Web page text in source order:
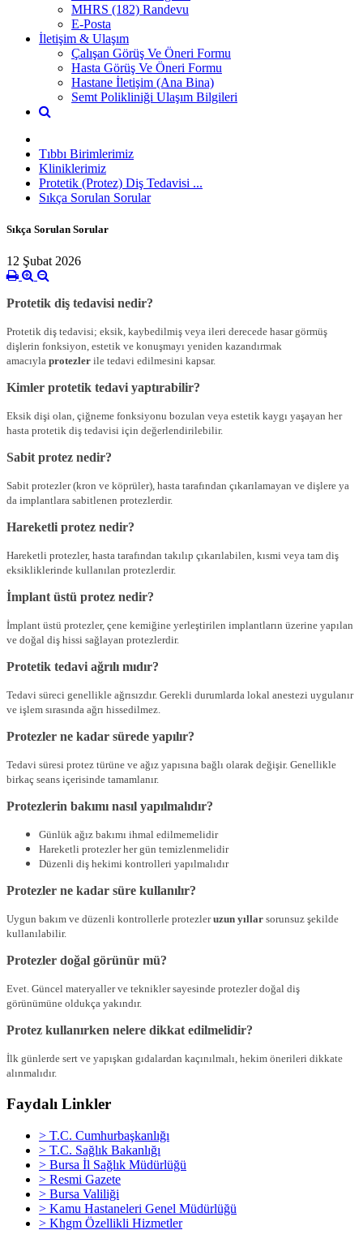
MHRS (182) Randevu
E-Posta
İletişim & Ulaşım
Çalışan Görüş Ve Öneri Formu
Hasta Görüş Ve Öneri Formu
Hastane İletişim (Ana Bina)
Semt Polikliniği Ulaşım Bilgileri
Tıbbı Birimlerimiz
Kliniklerimiz
Protetik (Protez) Diş Tedavisi ...
Sıkça Sorulan Sorular
Sıkça Sorulan Sorular
12 Şubat 2026
Protetik diş tedavisi nedir?
Protetik diş tedavisi; eksik, kaybedilmiş veya ileri derecede hasar görmüş
dişlerin fonksiyon, estetik ve konuşmayı yeniden kazandırmak
amacıyla protezler ile tedavi edilmesini kapsar.
Kimler protetik tedavi yaptırabilir?
Eksik dişi olan, çiğneme fonksiyonu bozulan veya estetik kaygı yaşayan her
hasta protetik diş tedavisi için değerlendirilebilir.
Sabit protez nedir?
Sabit protezler (kron ve köprüler), hasta tarafından çıkarılamayan ve dişlere ya
da implantlara sabitlenen protezlerdir.
Hareketli protez nedir?
Hareketli protezler, hasta tarafından takılıp çıkarılabilen, kısmi veya tam diş
eksikliklerinde kullanılan protezlerdir.
İmplant üstü protez nedir?
İmplant üstü protezler, çene kemiğine yerleştirilen implantların üzerine yapılan
ve doğal diş hissi sağlayan protezlerdir.
Protetik tedavi ağrılı mıdır?
Tedavi süreci genellikle ağrısızdır. Gerekli durumlarda lokal anestezi uygulanır
ve işlem sırasında ağrı hissedilmez.
Protezler ne kadar sürede yapılır?
Tedavi süresi protez türüne ve ağız yapısına bağlı olarak değişir. Genellikle
birkaç seans içerisinde tamamlanır.
Protezlerin bakımı nasıl yapılmalıdır?
Günlük ağız bakımı ihmal edilmemelidir
Hareketli protezler her gün temizlenmelidir
Düzenli diş hekimi kontrolleri yapılmalıdır
Protezler ne kadar süre kullanılır?
Uygun bakım ve düzenli kontrollerle protezleruzun yıllar sorunsuz şekilde
kullanılabilir.
Protezler doğal görünür mü?
Evet. Güncel materyaller ve teknikler sayesinde protezler doğal diş
görünümüne oldukça yakındır.
Protez kullanırken nelere dikkat edilmelidir?
İlk günlerde sert ve yapışkan gıdalardan kaçınılmalı, hekim önerileri dikkate
alınmalıdır.
Faydalı Linkler
> T.C. Cumhurbaşkanlığı
> T.C. Sağlık Bakanlığı
> Bursa İl Sağlık Müdürlüğü
> Resmi Gazete
> Bursa Valiliği
> Kamu Hastaneleri Genel Müdürlüğü
> Khgm Özellikli Hizmetler